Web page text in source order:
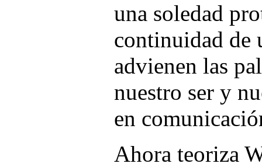
una soledad
continuidad de
advienen las
nuestro ser y
en
Ahora teoriza